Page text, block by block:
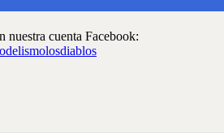
nuestra cuenta Facebook: